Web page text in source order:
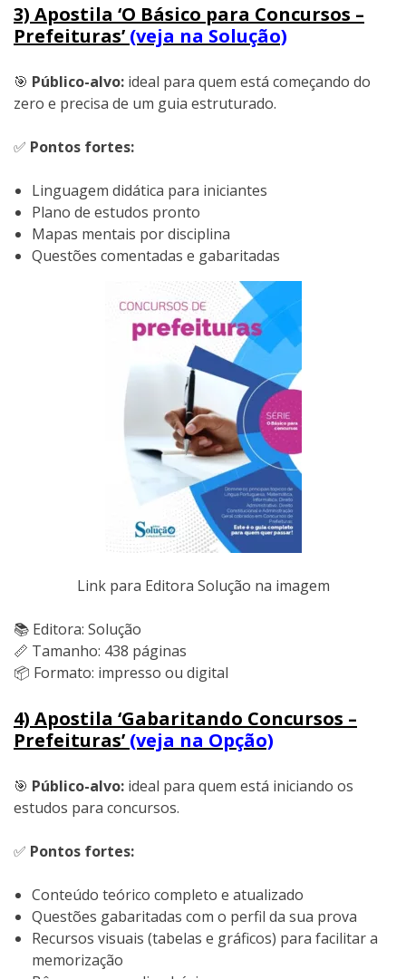
3) Apostila ‘O Básico para Concursos –
Prefeituras’ (veja na Solução)
🎯 Público-alvo: ideal para quem está começando do
zero e precisa de um guia estruturado.
✅ Pontos fortes:
Linguagem didática para iniciantes
Plano de estudos pronto
Mapas mentais por disciplina
Questões comentadas e gabaritadas
Link para Editora Solução na imagem
📚 Editora: Solução
📏 Tamanho: 438 páginas
📦 Formato: impresso ou digital
4) Apostila ‘Gabaritando Concursos –
Prefeituras’ (veja na Opção)
🎯 Público-alvo: ideal para quem está iniciando os
estudos para concursos.
✅ Pontos fortes:
Conteúdo teórico completo e atualizado
Questões gabaritadas com o perfil da sua prova
Recursos visuais (tabelas e gráficos) para facilitar a
memorização